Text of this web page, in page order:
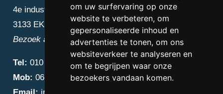
om uw surfervaring op onze
website te verbeteren, om
gepersonaliseerde inhoud en
advertenties te tonen, om ons
websiteverkeer te analyseren en
om te begrijpen waar onze
bezoekers vandaan komen.
4e industriestraat 25
3133 EK Vlaardingen
Bezoek alleen op afspraak
Tel: 010 – 223 3759
Mob: 06 – 4838 1000
Email: info@diamantnatuursteen.nl